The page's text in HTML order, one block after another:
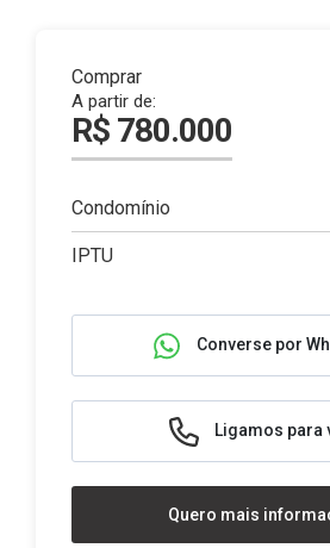
Comprar
A partir de:
R$ 780.000
Condomínio
IPTU
Converse por
Ligamos para
Quero mais